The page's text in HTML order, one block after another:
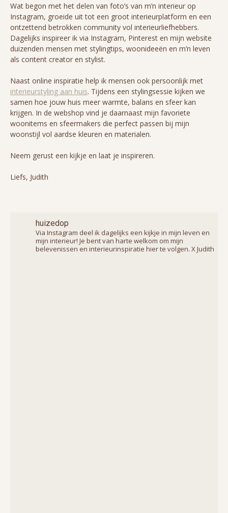
Wat begon met het delen van foto’s van m’n interieur op
Instagram, groeide uit tot een groot interieurplatform en een
ontzettend betrokken community vol interieurliefhebbers.
Dagelijks inspireer ik via Instagram, Pinterest en mijn website
duizenden mensen met stylingtips, woonideeën en m’n leven
als content creator en stylist.
Naast online inspiratie help ik mensen ook persoonlijk met
interieurstyling aan huis. Tijdens een stylingsessie kijken we
samen hoe jouw huis meer warmte, balans en sfeer kan
krijgen. In de webshop vind je daarnaast mijn favoriete
woonitems en sfeermakers die perfect passen bij mijn
woonstijl vol aardse kleuren en materialen.
Neem gerust een kijkje en laat je inspireren.
Liefs, Judith
huizedop
Via Instagram deel ik dagelijks een kijkje in mijn leven en
mijn interieur! Je bent van harte welkom om mijn
belevenissen en interieurinspiratie hier te volgen. X Judith